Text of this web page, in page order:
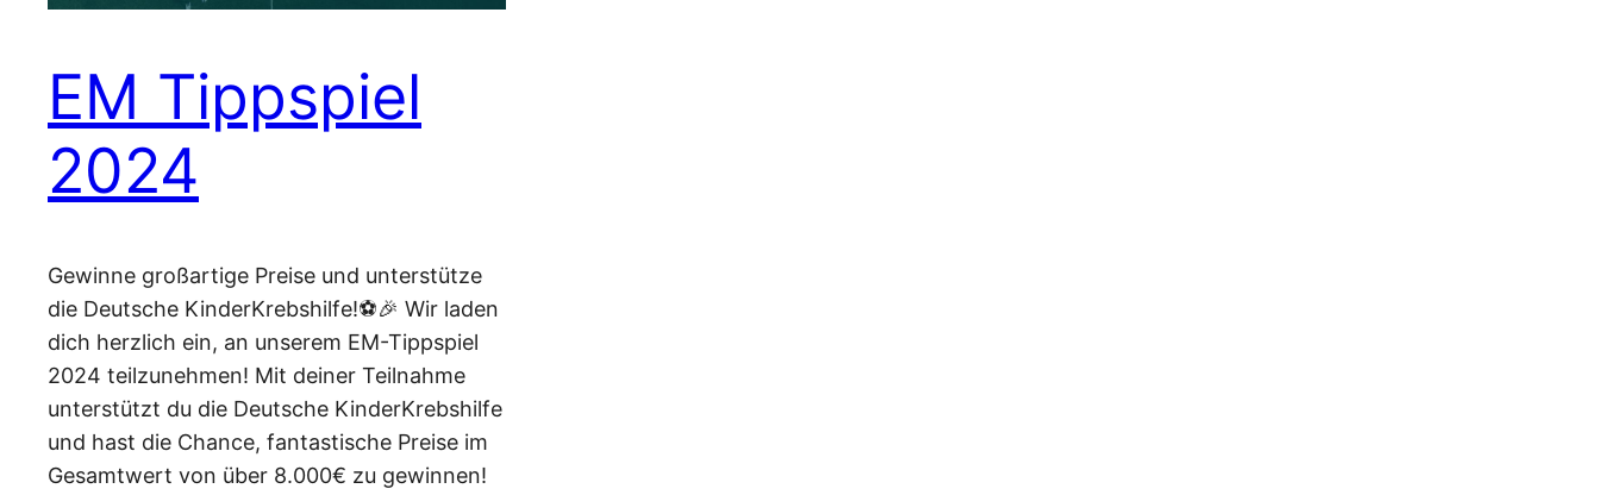
EM Tippspiel
2024
Gewinne großartige Preise und unterstütze
die Deutsche KinderKrebshilfe!⚽🎉 Wir laden
dich herzlich ein, an unserem EM-Tippspiel
2024 teilzunehmen! Mit deiner Teilnahme
unterstützt du die Deutsche KinderKrebshilfe
und hast die Chance, fantastische Preise im
Gesamtwert von über 8.000€ zu gewinnen!